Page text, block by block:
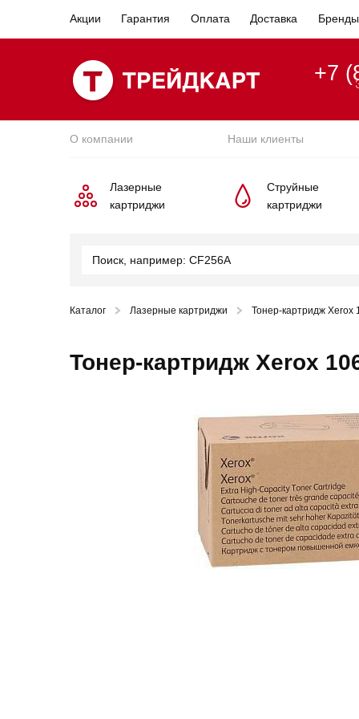
Акции Гарантия Оплата Доставка Бренды
+7
О компании Наши клиенты
Лазерные
картриджи
Струйные
картриджи
Каталог Лазерные картриджи Тонер-картридж Xerox
Тонер-картридж Xerox